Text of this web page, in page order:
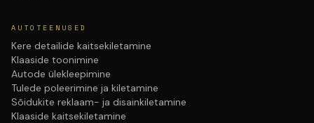
AUTOTEENUSED
Kere detailide kaitsekiletamine
Klaaside toonimine
Autode ülekleepimine
Tulede poleerimine ja kiletamine
Sõidukite reklaam- ja disainkiletamine
Klaaside kaitsekiletamine